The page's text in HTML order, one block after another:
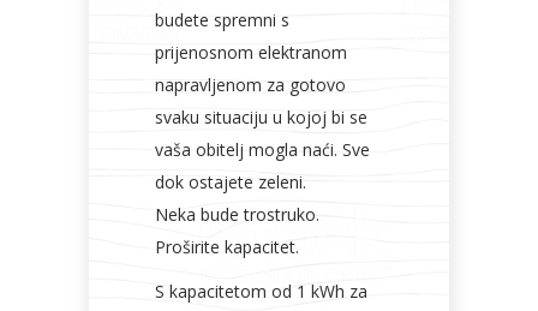
budete spremni s
prijenosnom elektranom
napravljenom za gotovo
svaku situaciju u kojoj bi se
vaša obitelj mogla naći. Sve
dok ostajete zeleni.
Neka bude trostruko.
Proširite kapacitet.
S kapacitetom od 1 kWh za